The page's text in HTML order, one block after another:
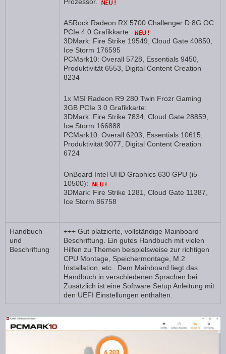
Prozessor.
ASRock Radeon RX 5700 Challenger D 8G OC
PCIe 4.0 Grafikkarte:
3DMark: Fire Strike 19549, Cloud Gate 40850,
Ice Storm 176595
PCMark10: Overall 5728, Essentials 9450,
Produktivität 6553, Digital Content Creation
8234
1x MSI Radeon R9 280 Twin Frozr Gaming
3GB PCIe 3.0 Grafikkarte:
3DMark: Fire Strike 7834, Cloud Gate 28859,
Ice Storm 166888
PCMark10: Overall 6203, Essentials 10615,
Produktivität 9077, Digital Content Creation
6724
OnBoard Intel UHD Graphics 630 GPU (i5-
10500):
3DMark: Fire Strike 1281, Cloud Gate 11387,
Ice Storm 86758
Handbuch
und
Beschriftung
+++ Gut platzierte, vollständige Mainboard
Beschriftung. Ein gutes Handbuch mit vielen
Hilfen zu Themen beispielsweise zur richtigen
CPU Montage, Speichermontage, M.2
Installation, etc.. Dem Mainboard liegt das
Handbuch in verschiedenen Sprachen bei.
Zusätzlich ist eine Software Setup Anleitung mit
den UEFI Einstellungen enthalten.